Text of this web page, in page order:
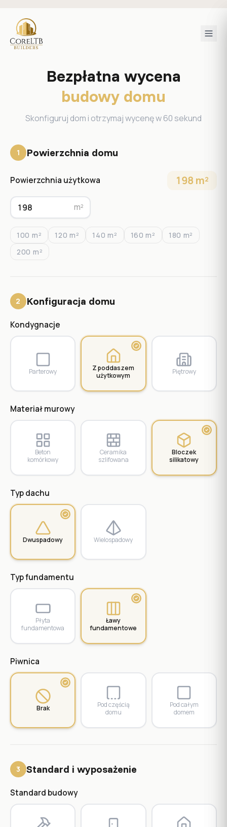
Bezpłatna wycena
budowy domu
Skonfiguruj dom i otrzymaj wycenę w 60 sekund
1 Powierzchnia domu
Powierzchnia użytkowa 198 m²
m²
100 m² 120 m² 140 m² 160 m² 180 m²
200 m²
2 Konfiguracja domu
Kondygnacje
Parterowy
Z poddaszem
użytkowym
Piętrowy
Materiał murowy
Beton
komórkowy
Ceramika
szlifowana
Bloczek
silikatowy
Typ dachu
Dwuspadowy Wielospadowy
Typ fundamentu
Płyta
fundamentowa
Ławy
fundamentowe
Piwnica
Brak
Pod częścią
domu
Pod całym
domem
3 Standard i wyposażenie
Standard budowy